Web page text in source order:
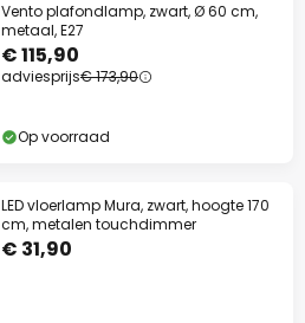
Vento plafondlamp, zwart, Ø 60 cm,
metaal, E27
€ 115,90
adviesprijs€ 173,90
Op voorraad
LED vloerlamp Mura, zwart, hoogte 170
cm, metalen touchdimmer
€ 31,90